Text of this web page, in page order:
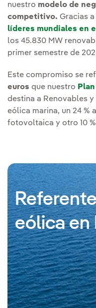
nuestro modelo de
competitivo. Gracias
líderes mundiales en
los 45.830 MW
primer semestre de
Este compromiso se
euros que nuestro
destina a Renovables
eólica marina, un 24 %
fotovoltaica y otro 10
eólica en